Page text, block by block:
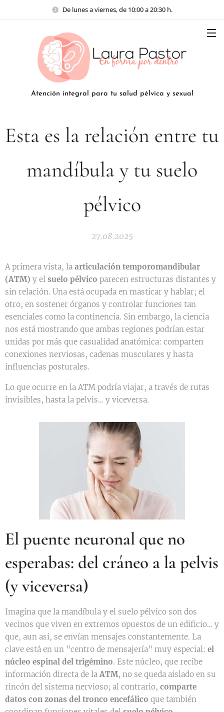
De lunes a viernes, de 10:00 a 20:30 h.
Atención integral para tu salud pélvica y sexual
Esta es la relación entre tu
mandíbula y tu suelo
pélvico
27.08.2025
A primera vista, la articulación temporomandibular
(ATM) y el suelo pélvico parecen estructuras distantes y
sin relación. Una está ocupada en masticar y hablar; el
otro, en sostener órganos y controlar funciones tan
esenciales como la continencia. Sin embargo, la ciencia
nos está mostrando que ambas regiones podrían estar
unidas por más que casualidad anatómica: comparten
conexiones nerviosas, cadenas musculares y hasta
influencias posturales.
Lo que ocurre en la ATM podría viajar, a través de rutas
invisibles, hasta la pelvis… y viceversa.
El puente neuronal que no
esperabas: del cráneo a la pelvis
(y viceversa)
Imagina que la mandíbula y el suelo pélvico son dos
vecinos que viven en extremos opuestos de un edificio… y
que, aun así, se envían mensajes constantemente. La
clave está en un "centro de mensajería" muy especial: el
núcleo espinal del trigémino. Este núcleo, que recibe
información directa de la ATM, no se queda aislado en su
rincón del sistema nervioso; al contrario, comparte
datos con zonas del tronco encefálico que también